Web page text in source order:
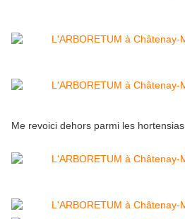
Me revoici dehors parmi les hortensias.